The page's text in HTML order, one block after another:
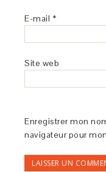
E-mail *
Site web
Enregistrer mon
navigateur pour